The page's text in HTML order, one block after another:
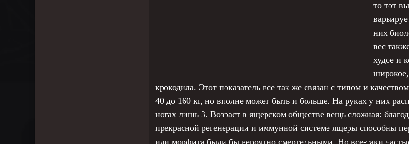
то тот
них
вес
худое и
крокодила. Этот показатель все так же связан с типом и
40 до 160 кг, но вполне может быть и больше. На руках у них
ногах лишь 3. Возраст в ящерском обществе вещь сложная:
прекрасной регенерации и иммунной системе ящеры способны
или морфита были бы вероятно смертельными. Но все-таки